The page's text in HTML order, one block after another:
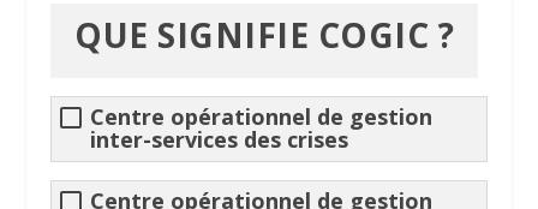
QUE SIGNIFIE COGIC ?
Centre opérationnel de gestion
inter-services des crises
Centre opérationnel de gestion